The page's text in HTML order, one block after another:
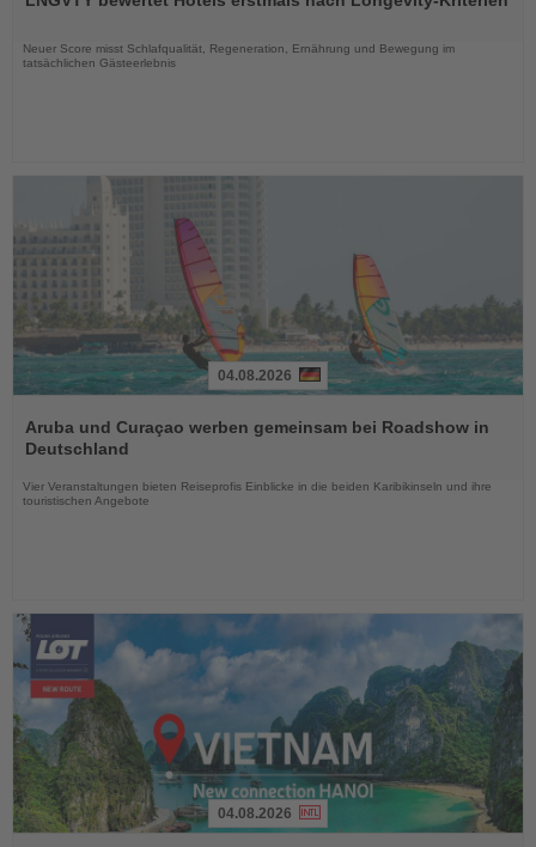
die
Neuer Score misst Schlafqualität, Regeneration, Ernährung und Bewegung im
tatsächlichen Gästeerlebnis
Sie
die
04.08.2026
Aruba und Curaçao werben gemeinsam bei Roadshow in
Deutschland
Vier Veranstaltungen bieten Reiseprofis Einblicke in die beiden Karibikinseln und ihre
touristischen Angebote
04.08.2026